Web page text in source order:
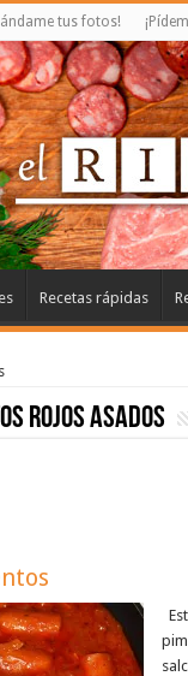
tus fotos!
Recetas rápidas
rojos asados